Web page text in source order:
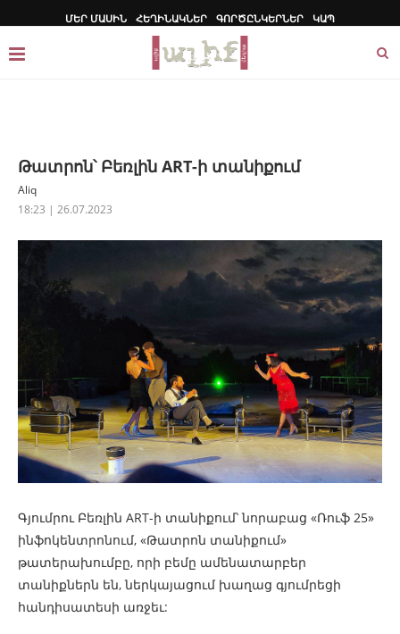
ՄԵՐ ՄԱՍԻՆ ՀԵՂԻՆԱԿՆԵՐ ԳՈՐԾԸՆԿԵՐՆԵՐ ԿԱՊ
Թատրոն՝ Բեռլին ART-ի տանիքում
Aliq
18:23 | 26.07.2023
Գյումրու Բեռլին ART-ի տանիքում՝ նորաբաց «Ռուֆ 25»
ինֆոկենտրոնում, «Թատրոն տանիքում»
թատերախումբը, որի բեմը ամենատարբեր
տանիքներն են, ներկայացում խաղաց գյումրեցի
հանդիսատեսի առջեւ: